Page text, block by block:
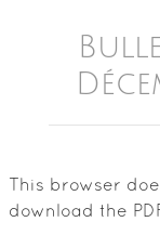
This browser
download the